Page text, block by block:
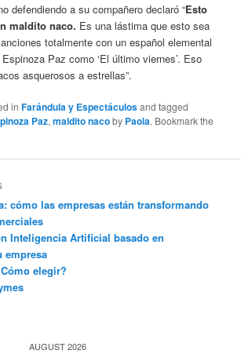
defendiendo a su compañero declaró “Esto
maldito naco. Es una lástima que esto sea
totalmente con un español elemental
Paz como ‘El último viernes’. Eso
asquerosos a estrellas”.
inFarándula y Espectáculosand tagged
Paz,maldito nacoby Paola. Bookmark the
cómo las empresas están transformando
Inteligencia Artificial basado en
empresa
elegir?
AUGUST 2026